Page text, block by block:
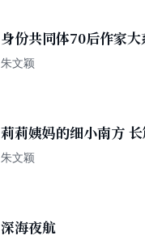
身份共同体70后作家大
视玛丽娜
朱文颖
莉莉姨妈的细小南方 长
朱文颖著
朱文颖
深海夜航